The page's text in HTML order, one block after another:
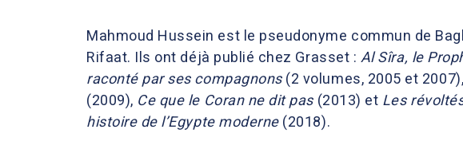
Mahmoud Hussein est le pseudonyme commun de
Rifaat. Ils ont déjà publié chez Grasset : Al Sîra, le
raconté par ses compagnons(2 volumes, 2005 et 2007),
(2009), Ce que le Coran ne dit pas (2013) et Les
histoire de l’Egypte moderne(2018).